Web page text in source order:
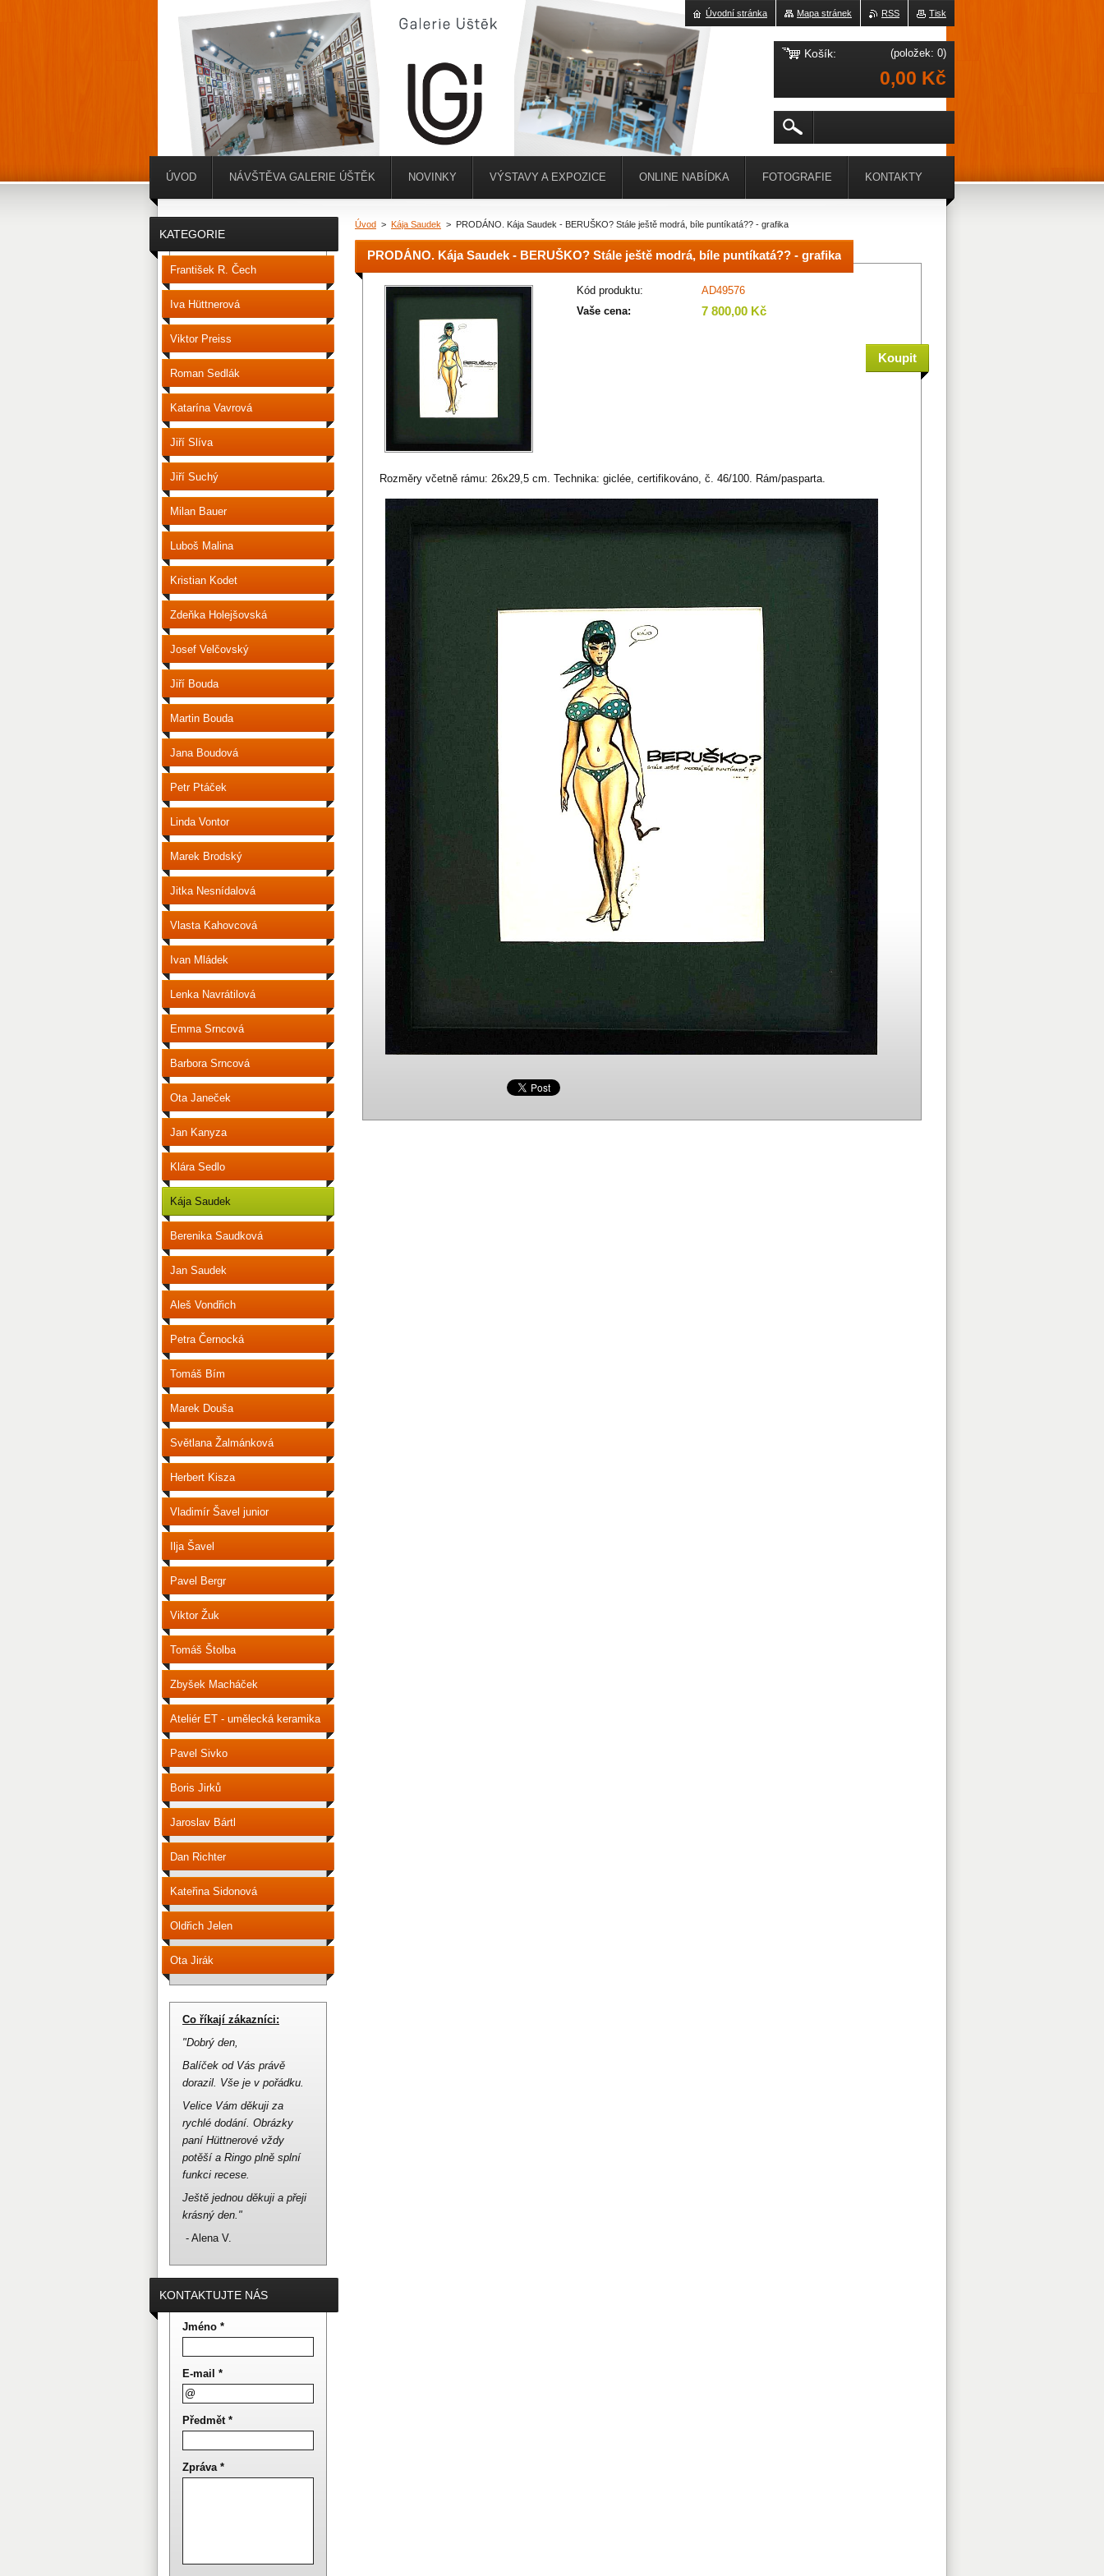
Úvod > Kája Saudek > PRODÁNO. Kája Saudek - BERUŠKO? Stále ještě modrá, bíle puntíkatá?? - grafika
PRODÁNO. Kája Saudek - BERUŠKO? Stále ještě modrá, bíle puntíkatá?? - grafika
Kód produktu:
AD49576
Vaše cena:
7 800,00 Kč
Rozměry včetně rámu: 26x29,5 cm. Technika: giclée, certifikováno, č. 46/100. Rám/pasparta.
KATEGORIE
František R. Čech
Iva Hüttnerová
Viktor Preiss
Roman Sedlák
Katarína Vavrová
Jiří Slíva
Jiří Suchý
Milan Bauer
Luboš Malina
Kristian Kodet
Zdeňka Holejšovská
Josef Velčovský
Jiří Bouda
Martin Bouda
Jana Boudová
Petr Ptáček
Linda Vontor
Marek Brodský
Jitka Nesnídalová
Vlasta Kahovcová
Ivan Mládek
Lenka Navrátilová
Emma Srncová
Barbora Srncová
Ota Janeček
Jan Kanyza
Klára Sedlo
Kája Saudek
Berenika Saudková
Jan Saudek
Aleš Vondřich
Petra Černocká
Tomáš Bím
Marek Douša
Světlana Žalmánková
Herbert Kisza
Vladimír Šavel junior
Ilja Šavel
Pavel Bergr
Viktor Žuk
Tomáš Štolba
Zbyšek Macháček
Ateliér ET - umělecká keramika
Pavel Sivko
Boris Jirků
Jaroslav Bártl
Dan Richter
Kateřina Sidonová
Oldřich Jelen
Ota Jirák
Co říkají zákazníci:
"Dobrý den,
Balíček od Vás právě
dorazil. Vše je v pořádku.
Velice Vám děkuji za
rychlé dodání. Obrázky
paní Hüttnerové vždy
potěší a Ringo plně splní
funkci recese.
Ještě jednou děkuji a přeji
krásný den."
- Alena V.
KONTAKTUJTE NÁS
Jméno *
E-mail *
Předmět *
Zpráva *
ÚVOD NÁVŠTĚVA GALERIE ÚŠTĚK NOVINKY VÝSTAVY A EXPOZICE ONLINE NABÍDKA FOTOGRAFIE KONTAKTY
Tisk
RSS
Mapa stránek
Úvodní stránka
Košík: (položek: 0)
0,00 Kč